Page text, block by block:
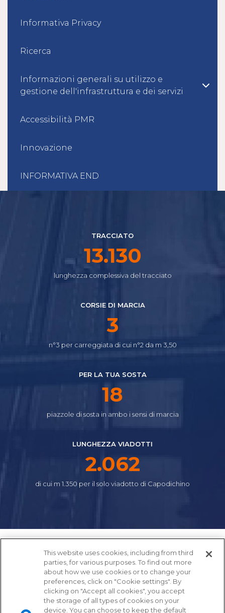
Informativa Privacy
Ricerca
Informazioni generali su utilizzo e
gestione dell'infrastruttura e dei servizi
Accessibilità PMR
Innovazione
INFORMATIVA END
TRACCIATO
15.655
lunghezza complessiva del tracciato
CORSIE DI MARCIA
4
n°3 per carreggiata di cui n°2 da m 3,50
PER LA TUA SOSTA
22
piazzole di sosta in ambo i sensi di marcia
LUNGHEZZA VIADOTTI
2.475
di cui m 1.350 per il solo viadotto di Capodichino
This website uses cookies, including from third
parties, for various purposes. To find out more
about how we use cookies or to change your
preferences, click on "Cookie settings". By
clicking on "Accept all cookies", you accept
the storage of all types of cookies on your
device. You can choose to keep the default